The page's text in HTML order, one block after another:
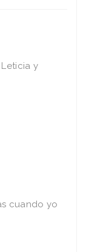
y
cuando yo